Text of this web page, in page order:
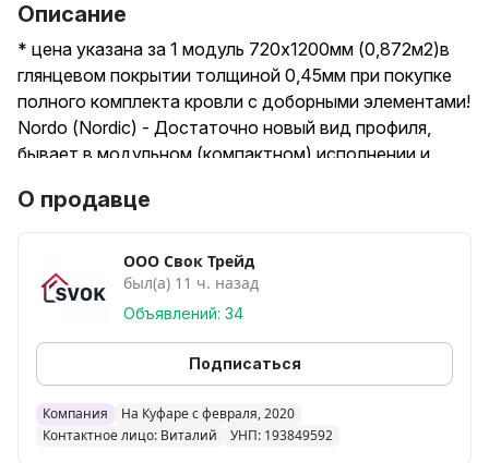
Описание
* цена указана за 1 модуль 720х1200мм (0,872м2)в
глянцевом покрытии толщиной 0,45мм при покупке
полного комплекта кровли с доборными элементами!
Nordo (Nordic) - Достаточно новый вид профиля,
бывает в модульном (компактном) исполнении и
Черепица просто идеальная по соотношению
Судите сами:
/// Очень высокий вид профиля, высота гребня целых
35мм! Агрессивная и современная волна!
/// Выгодная 1150мм полезная ширина (профиль
монтеррей 1100мм, например, для сравнения а
значит, вам надо больше листов, хотя и цена чуть
ниже на первый взгляд)!
/// По цветам и материалам около 50 вариантов
О продавце
ООО Свок Трейд
был(а) 11 ч. назад
Объявлений: 34
Подписаться
Компания
На Куфаре с февраля, 2020
Контактное лицо: Виталий
УНП: 193849592